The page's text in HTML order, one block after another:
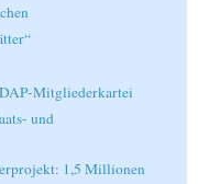
Mitgliederkartei
und
1,5 Millionen